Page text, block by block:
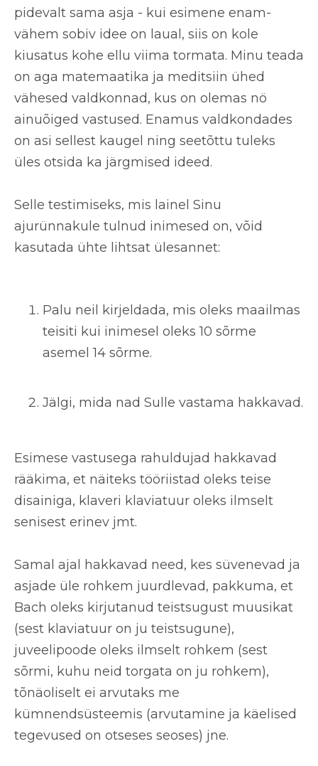
pidevalt sama asja - kui esimene enam-
vähem sobiv idee on laual, siis on kole
kiusatus kohe ellu viima tormata. Minu teada
on aga matemaatika ja meditsiin ühed
vähesed valdkonnad, kus on olemas nö
ainuõiged vastused. Enamus valdkondades
on asi sellest kaugel ning seetõttu tuleks
üles otsida ka järgmised ideed.
Selle testimiseks, mis lainel Sinu
ajurünnakule tulnud inimesed on, võid
kasutada ühte lihtsat ülesannet:
Palu neil kirjeldada, mis oleks maailmas
teisiti kui inimesel oleks10 sõrme
asemel 14 sõrme.
Jälgi, mida nad Sulle vastama hakkavad.
Esimese vastusega rahuldujad hakkavad
rääkima, et näiteks tööriistad oleks teise
disainiga, klaveri klaviatuur oleks ilmselt
senisest erinev jmt.
Samal ajal hakkavad need, kes süvenevad ja
asjade üle rohkem juurdlevad, pakkuma, et
Bach oleks kirjutanud teistsugust muusikat
(sest klaviatuur on ju teistsugune),
juveelipoode oleks ilmselt rohkem (sest
sõrmi, kuhu neid torgata on ju rohkem),
tõnäoliselt ei arvutaks me
kümnendsüsteemis (arvutamine ja käelised
tegevused on otseses seoses) jne.